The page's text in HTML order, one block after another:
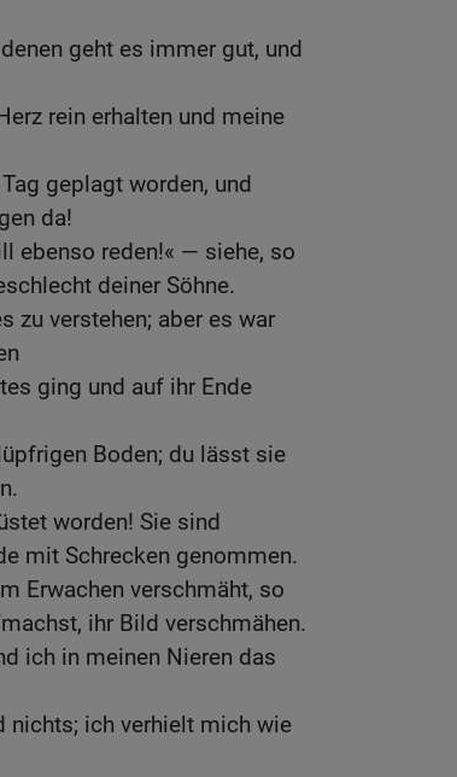
geht es immer gut, und
rein erhalten und meine
geplagt worden, und
da!
ebenso reden!« — siehe, so
deiner Söhne.
zu verstehen; aber es war
ging und auf ihr Ende
Boden; du lässt sie
worden! Sie sind
mit Schrecken genommen.
Erwachen verschmäht, so
ihr Bild verschmähen.
ich in meinen Nieren das
nichts; ich verhielt mich wie